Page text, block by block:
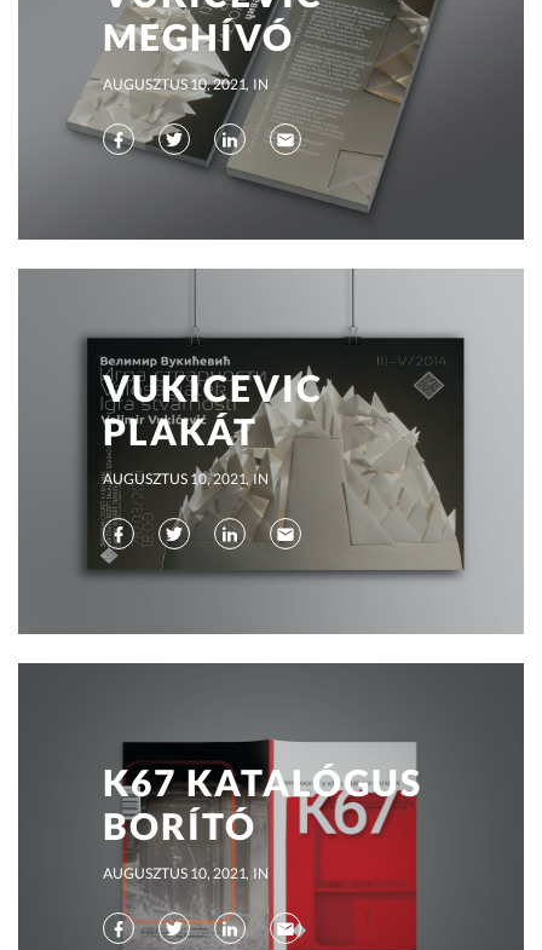
MEGHÍVÓ
AUGUSZTUS 10, 2021 IN
VUKICEVIC
PLAKÁT
AUGUSZTUS 10, 2021 IN
K67 KATALÓGUS
BORÍTÓ
AUGUSZTUS 10, 2021 IN